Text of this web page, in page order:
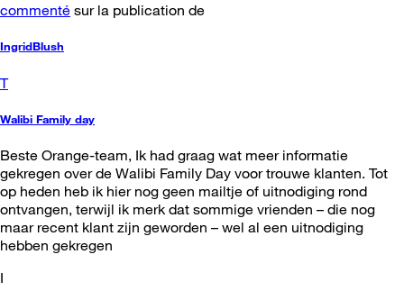
commenté sur la publication de
IngridBlush
T
Walibi Family day
Beste Orange-team, Ik had graag wat meer informatie
gekregen over de Walibi Family Day voor trouwe klanten. Tot
op heden heb ik hier nog geen mailtje of uitnodiging rond
ontvangen, terwijl ik merk dat sommige vrienden – die nog
maar recent klant zijn geworden – wel al een uitnodiging
hebben gekregen
I